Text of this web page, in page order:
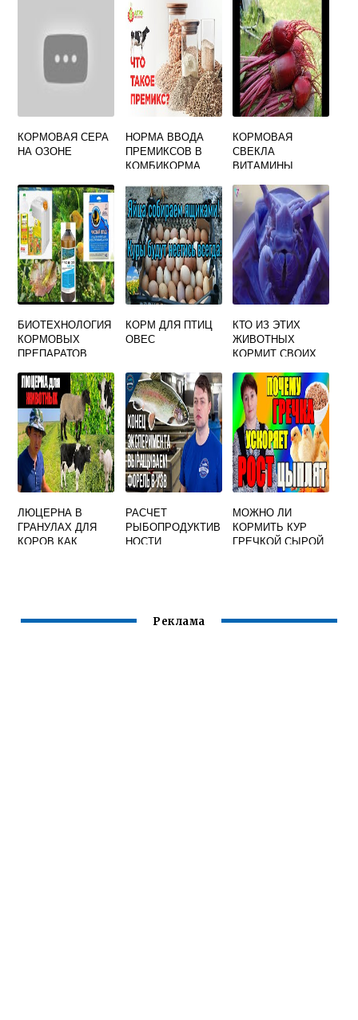
КОРМОВАЯ СЕРА
НА ОЗОНЕ
НОРМА ВВОДА
ПРЕМИКСОВ В
КОМБИКОРМА
КОРМОВАЯ
СВЕКЛА
ВИТАМИНЫ
БИОТЕХНОЛОГИЯ
КОРМОВЫХ
ПРЕПАРАТОВ
КОРМ ДЛЯ ПТИЦ
ОВЕС
КТО ИЗ ЭТИХ
ЖИВОТНЫХ
КОРМИТ СВОИХ
МОЛОКОМ
ПРЕСМЫКАЮЩИЕ
СЯ НАСЕКОМЫЕ
ПТИЦЫ ЗВЕРИ
ЛЮЦЕРНА В
ГРАНУЛАХ ДЛЯ
КОРОВ КАК
РАСЧЕТ
РЫБОПРОДУКТИВ
НОСТИ
МОЖНО ЛИ
КОРМИТЬ КУР
ГРЕЧКОЙ СЫРОЙ
Реклама